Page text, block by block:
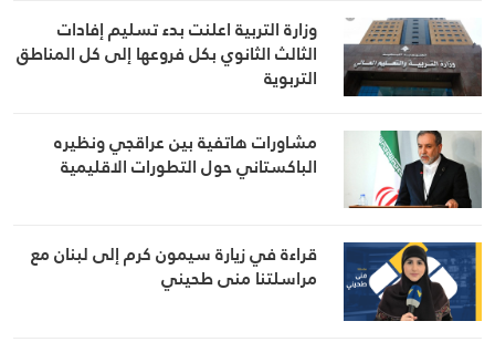
وزارة التربية اعلنت بدء تسليم إفادات
الثالث الثانوي بكل فروعها إلى كل المناطق
التربوية
مشاورات هاتفية بين عراقجي ونظيره
الباكستاني حول التطورات الاقليمية
قراءة في زيارة سيمون كرم إلى لبنان مع
مراسلتنا منى طحيني